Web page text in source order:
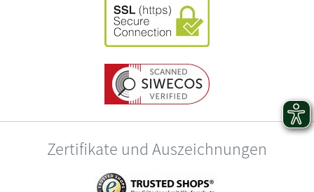
Zertifikate und Auszeichnungen